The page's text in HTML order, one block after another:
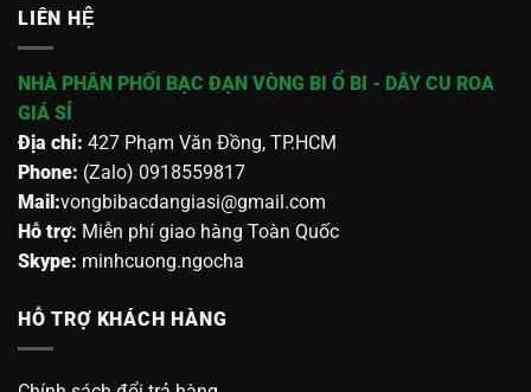
LIÊN HỆ
NHÀ PHÂN PHỐI BẠC ĐẠN VÒNG BI Ổ BI - DÂY CU ROA
GIÁ SỈ
Địa chỉ: 427 Phạm Văn Đồng, TP.HCM
Phone: (Zalo) 0918559817
Mail:vongbibacdangiasi@gmail.com
Hỗ trợ: Miễn phí giao hàng Toàn Quốc
Skype: minhcuong.ngocha
HỖ TRỢ KHÁCH HÀNG